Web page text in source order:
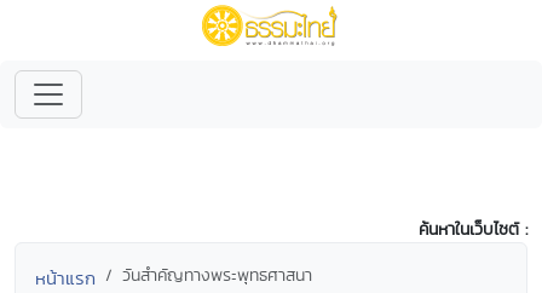
ค้นหาในเว็บไซต์ :
หน้าแรก วันสำคัญทางพระพุทธศาสนา